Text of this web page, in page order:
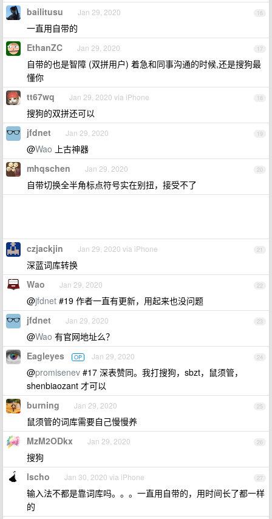
16
bailitusu Jan 29, 2020
一直用自带的
17
EthanZC Jan 29, 2020
自带的也是智障 (双拼用户) 着急和同事沟通的时候,还是搜狗最
懂你
18
tt67wq Jan 29, 2020 via iPhone
搜狗的双拼还可以
19
jfdnet Jan 29, 2020
@Wao 上古神器
20
mhqschen Jan 29, 2020
自带切换全半角标点符号实在别扭，接受不了
21
czjackjin Jan 29, 2020 via iPhone
深蓝词库转换
22
Wao Jan 29, 2020
@jfdnet #19 作者一直有更新，用起来也没问题
23
jfdnet Jan 29, 2020
@Wao 有官网地址么？
24
Eagleyes OP Jan 29, 2020
@promisenev #17 深表赞同。我打搜狗，sbzt，鼠须管，
shenbiaozant 才可以
25
burning Jan 29, 2020
鼠须管的词库需要自己慢慢养
26
MzM2ODkx Jan 29, 2020
搜狗
27
lscho Jan 30, 2020 via iPhone
输入法不都是靠词库吗。。。一直用自带的，用时间长了都一样
的